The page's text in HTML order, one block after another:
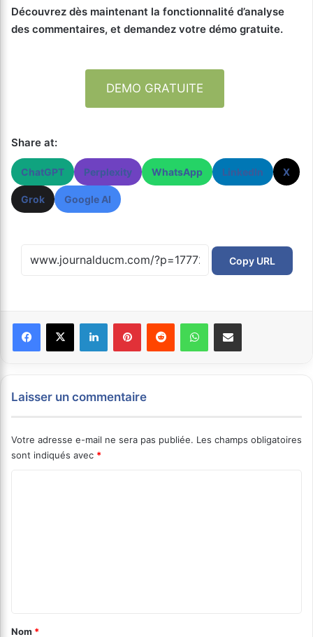
Découvrez dès maintenant la fonctionnalité d’analyse
des commentaires, et demandez votre démo gratuite.
DEMO GRATUITE
Share at:
ChatGPT Perplexity WhatsApp LinkedIn X
Grok Google AI
Copy URL
Laisser un commentaire
Votre adresse e-mail ne sera pas publiée. Les champs obligatoires
sont indiqués avec *
a
Nom *